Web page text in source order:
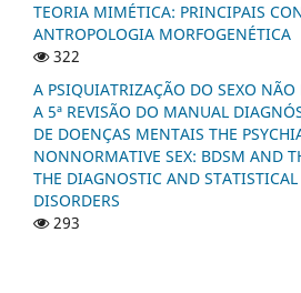
TEORIA MIMÉTICA: PRINCIPAIS
ANTROPOLOGIA MORFOGENÉTICA
322
A PSIQUIATRIZAÇÃO DO SEXO
A 5ª REVISÃO DO MANUAL
DE DOENÇAS MENTAIS THE
NONNORMATIVE SEX: BDSM AND
THE DIAGNOSTIC AND
DISORDERS
293